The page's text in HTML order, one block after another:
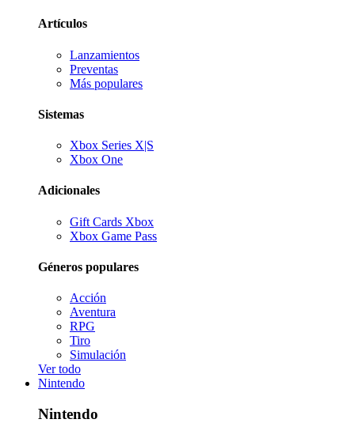
Artículos
Lanzamientos
Preventas
Más populares
Sistemas
Xbox Series X|S
Xbox One
Adicionales
Gift Cards Xbox
Xbox Game Pass
Géneros populares
Acción
Aventura
RPG
Tiro
Simulación
Ver todo
Nintendo
Nintendo